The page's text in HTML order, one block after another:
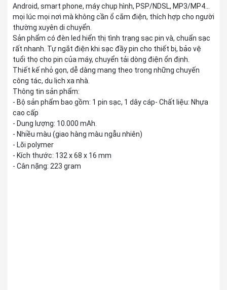
Android, smart phone, máy chụp hình, PSP/NDSL, MP3/MP4…
mọi lúc mọi nơi mà không cần ổ cắm điện, thích hợp cho người
thường xuyên di chuyển.
Sản phẩm có đèn led hiển thị tình trạng sạc pin và, chuẩn sạc
rất nhanh. Tự ngắt điện khi sạc đầy pin cho thiết bị, bảo vệ
tuổi thọ cho pin của máy, chuyển tải dòng điện ổn định.
Thiết kế nhỏ gọn, dễ dàng mang theo trong những chuyến
công tác, du lịch xa nhà.
Thông tin sản phẩm:
- Bộ sản phẩm bao gồm: 1 pin sạc, 1 dây cáp- Chất liệu: Nhựa
cao cấp
- Dung lượng: 10.000 mAh.
- Nhiều màu (giao hàng màu ngẫu nhiên)
- Lõi polymer
- Kích thước: 132 x 68 x 16 mm
- Cân nặng: 223 gram